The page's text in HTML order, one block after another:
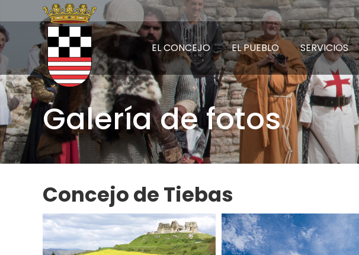
EL CONCEJO EL PUEBLO SERVICIOS
Galería de fotos
Concejo de Tiebas